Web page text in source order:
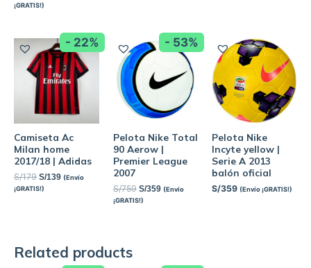
¡GRATIS!)
- 22%
Camiseta Ac
Milan home
2017/18 | Adidas
S/179 S/139 (Envío
¡GRATIS!)
- 53%
Pelota Nike Total
90 Aerow |
Premier League
2007
S/759 S/359 (Envío
¡GRATIS!)
Pelota Nike
Incyte yellow |
Serie A 2013
balón oficial
S/359 (Envío ¡GRATIS!)
Related products